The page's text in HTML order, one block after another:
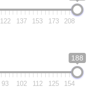
122 137 153 173 208
188
93 102 112 125 154